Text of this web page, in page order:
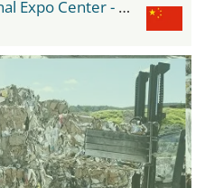
Shanghai New International Expo Center - SNIEC